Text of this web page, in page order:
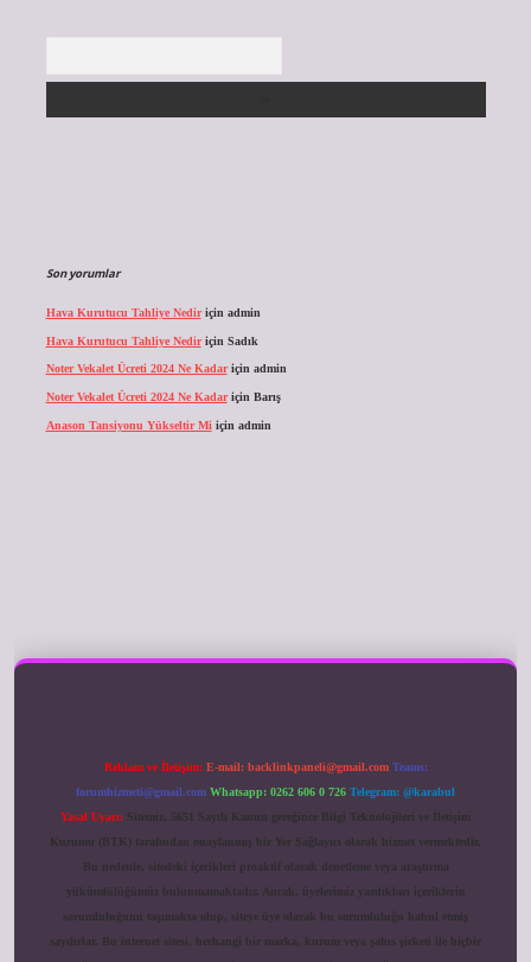
Son yorumlar
Hava Kurutucu Tahliye Nediriçin admin
Hava Kurutucu Tahliye Nediriçin Sadık
Noter Vekalet Ücreti 2024 Ne Kadariçin admin
Noter Vekalet Ücreti 2024 Ne Kadariçin Barış
Anason Tansiyonu Yükseltir Mi için admin
Reklam ve İletişim: E-mail: backlinkpaneli@gmail.com Teams:
forumhizmeti@gmail.com Whatsapp: 0262 606 0 726 Telegram: @karabul
Yasal Uyarı: Sitemiz, 5651 Sayılı Kanun gereğince Bilgi Teknolojileri ve İletişim
Kurumu (BTK) tarafından onaylanmış bir Yer Sağlayıcı olarak hizmet vermektedir.
Bu nedenle, sitedeki içerikleri proaktif olarak denetleme veya araştırma
yükümlülüğümüz bulunmamaktadır. Ancak, üyelerimiz yazdıkları içeriklerin
sorumluluğunu taşımakta olup, siteye üye olarak bu sorumluluğu kabul etmiş
sayılırlar. Bu internet sitesi, herhangi bir marka, kurum veya şahıs şirketi ile hiçbir